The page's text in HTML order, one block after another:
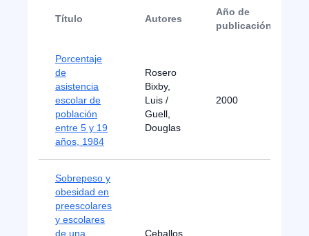
Título Autores
Año de
publicación
Porcentaje
de
asistencia
escolar de
población
entre 5 y 19
años, 1984
Rosero
Bixby,
Luis /
Guell,
Douglas
2000
Sobrepeso y
obesidad en
preescolares
y escolares
de una
Ceballos